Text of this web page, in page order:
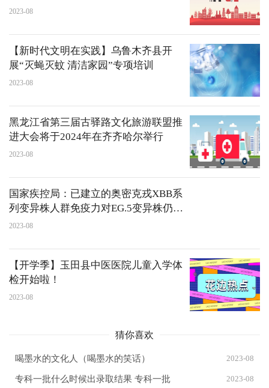
2023-08
【新时代文明在实践】乌鲁木齐县开
展“灭蝇灭蚊 清洁家园”专项培训
2023-08
黑龙江省第三届古驿路文化旅游联盟推
进大会将于2024年在齐齐哈尔举行
2023-08
国家疾控局：已建立的奥密克戎XBB系
列变异株人群免疫力对EG.5变异株仍具
有免疫保护作用
2023-08
【开学季】玉田县中医医院儿童入学体
检开始啦！
2023-08
猜你喜欢
喝墨水的文化人（喝墨水的笑话） 2023-08
专科一批什么时候出录取结果 专科一批 2023-08